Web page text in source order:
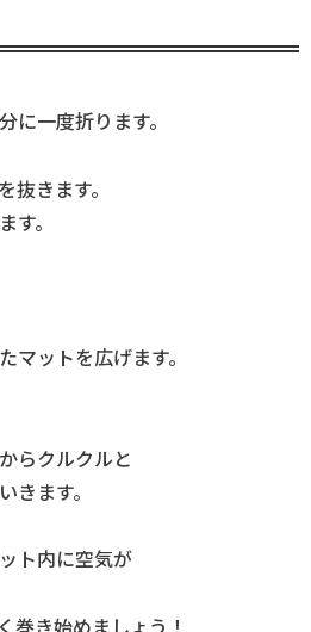
に一度折ります。
抜きます。
す。
マットを広げます。
らクルクルと
きます。
ト内に空気が
巻き始めましょう！